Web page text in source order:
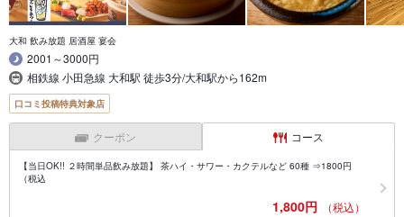
大和 飲み放題 居酒屋 宴会
2001～3000円
相鉄線 小田急線 大和駅 徒歩3分/大和駅から162m
口コミ投稿特典対象店
クーポン コース
【当日OK!! ２時間単品飲み放題】 茶ハイ・サワー・カクテルなど 60種 ⇒1800円
（税込
1,800円 （税込）